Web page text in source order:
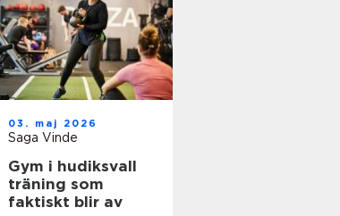
Ivt ystad och
smarta
03. maj 2026
Saga Vinde
Gym i hudiksvall
träning som
faktiskt blir av